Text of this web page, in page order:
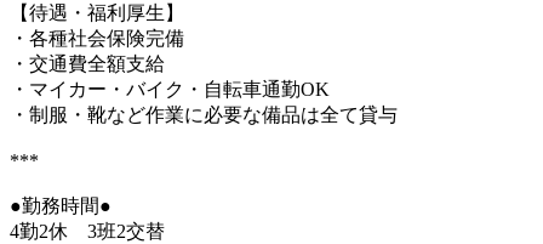
【待遇・福利厚生】
・各種社会保険完備
・交通費全額支給
・マイカー・バイク・自転車通勤OK
・制服・靴など作業に必要な備品は全て貸与
***
●勤務時間●
4勤2休 3班2交替